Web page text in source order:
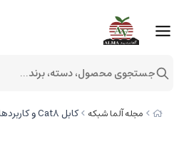
مجله آلما شبکه کابل Cat8 و کاربردهای آن
جستجوی محصول، دسته، برند...